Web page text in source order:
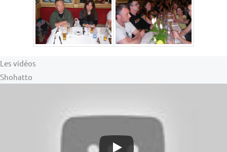
Les vidéos
Shohatto